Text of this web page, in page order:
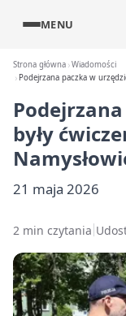
MENU
Strona główna Wiadomości
Podejrzana paczka w
były
21 maja 2026
2 min czytania